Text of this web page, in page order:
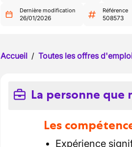
Dernière modification
26/01/2026
Référence
508573
Accueil / Toutes les offres
La personne que
Les
Expérience